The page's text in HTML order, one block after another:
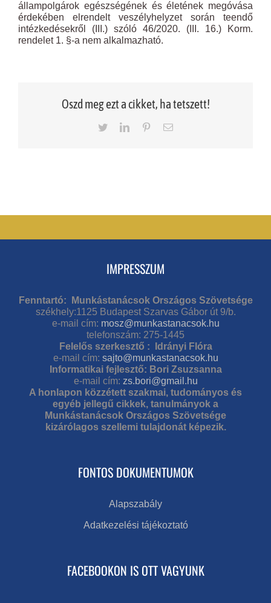
állampolgárok egészségének és életének megóvása
érdekében elrendelt veszélyhelyzet során teendő
intézkedésekről (III.) szóló 46/2020. (III. 16.) Korm.
rendelet 1. §-a nem alkalmazható.
Oszd meg ezt a cikket, ha tetszett!
TwitterLinkedInPinterestEmail
IMPRESSZUM
Fenntartó: Munkástanácsok Országos Szövetsége
székhely:1125 Budapest Szarvas Gábor út 9/b.
e-mail cím: mosz@munkastanacsok.hu
telefonszám: 275-1445
Felelős szerkesztő : Idrányi Flóra
e-mail cím: sajto@munkastanacsok.hu
Informatikai fejlesztő: Bori Zsuzsanna
e-mail cím: zs.bori@gmail.hu
A honlapon közzétett szakmai, tudományos és
egyéb jellegű cikkek, tanulmányok a
Munkástanácsok Országos Szövetsége
kizárólagos szellemi tulajdonát képezik.
FONTOS DOKUMENTUMOK
Alapszabály
Adatkezelési tájékoztató
FACEBOOKON IS OTT VAGYUNK